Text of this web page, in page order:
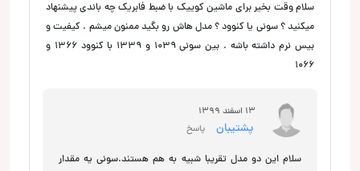
سلام وقت بخیر برای ماشین کوییک با ضبط فابریک چه باندی پیشنهاد
میکنید ؟ سونی یا کنوود ؟ مدل هاش رو بگید ممنون میشم . کیفیت و
بیس نرم داشته باشه . بین سونی 1039 و 1339 با کنوود 1366 و
1066
13 اسفند 1399
پشتیبان پاسخ
سلام این دو مدل تقریبا شبیه به هم هستند.سونی یه مقدار